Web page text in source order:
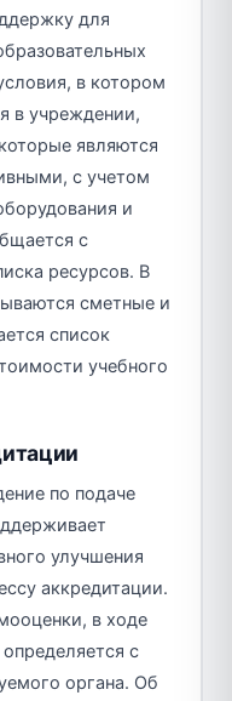
для
в котором
в учреждении,
являются
с учетом
и
с
ресурсов. В
сметные и
список
учебного
по подаче
улучшения
аккредитации.
в ходе
с
органа. Об